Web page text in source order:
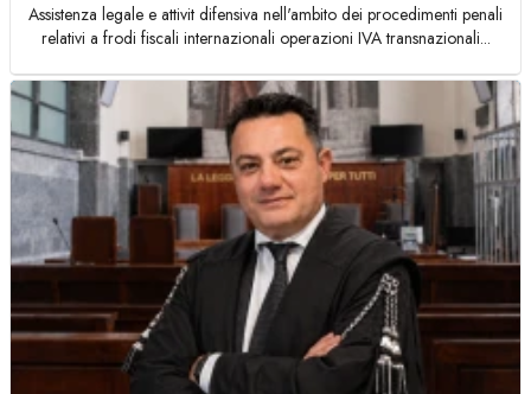
Assistenza legale e attivit difensiva nell'ambito dei procedimenti penali
relativi a frodi fiscali internazionali operazioni IVA transnazionali...